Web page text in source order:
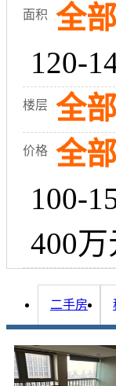
面积 全部
120-
楼层 全部
价格 全部
100-
400
二手房